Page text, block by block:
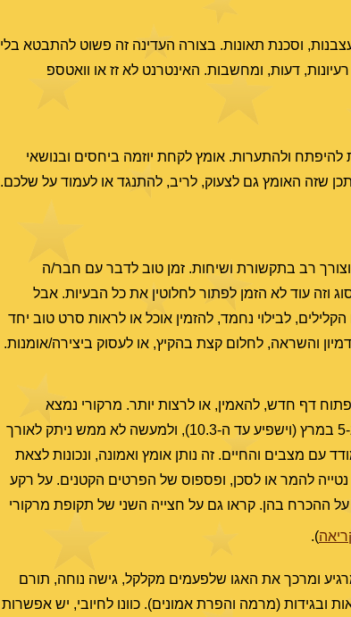
וסכנת תאונות. בצורה העדינה זה פשוט להתבטא בלי
דעות, ומחשבות. האינטרנט לא זז או וואטספ
להיפתח ולהתערות. אומץ לקחת יוזמה ביחסים ובנושאי
שזה האומץ גם לצעוק, לריב, להתנגד או לעמוד על שלכם.
רב בתקשורת ושיחות. זמן טוב לדבר עם חבר/ה
עוד לא הזמן לפתור לחלוטין את כל הבעיות. אבל
לבילוי נחמד, להזמין אוכל או לראות סרט טוב יחד
והשראה, לחלום קצת בהקיץ, או לעסוק ביצירה/אומנות.
דף חדש, להאמין, או לרצות יותר. מרקורי נמצא
בהאטה לקראת סיום הנסיגה, וינוע שוב לקדימה חזרה לזרועות יופיטר. לכן ההיבט יחזור ב-5 במרץ (וישפיע עד ה-10.3), ולמעשה לא ממש ניתק לאורך
מצבים והחיים. זה נותן אומץ ואמונה, ונכונות לצאת
להמר או לסכן, ופספוס של הפרטים הקטנים. על רקע
לשבור מסגרות, לערער על ההכרח בהן. קראו גם על חצייה השני של תקופת מרקורי
).
לפעול עדין יותר, אך חכם. מרגיע ומרכך את האגו שלפעמים מקלקל, גישה נוחה, תורם
ובגידות (מרמה והפרת אמונים). כוונו לחיובי, יש אפשרות